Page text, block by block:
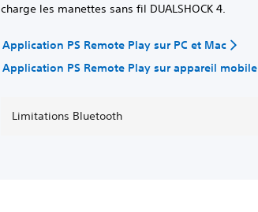
charge les manettes sans fil DUALSHOCK 4.
Application PS Remote Play sur PC et Mac
Application PS Remote Play sur appareil mobile
Limitations Bluetooth